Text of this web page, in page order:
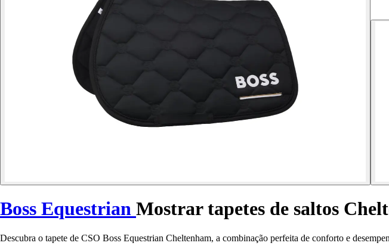
Boss Equestrian Mostrar tapetes de saltos
Descubra o tapete de CSO Boss Equestrian Cheltenham, a combinação perfeita de conforto e